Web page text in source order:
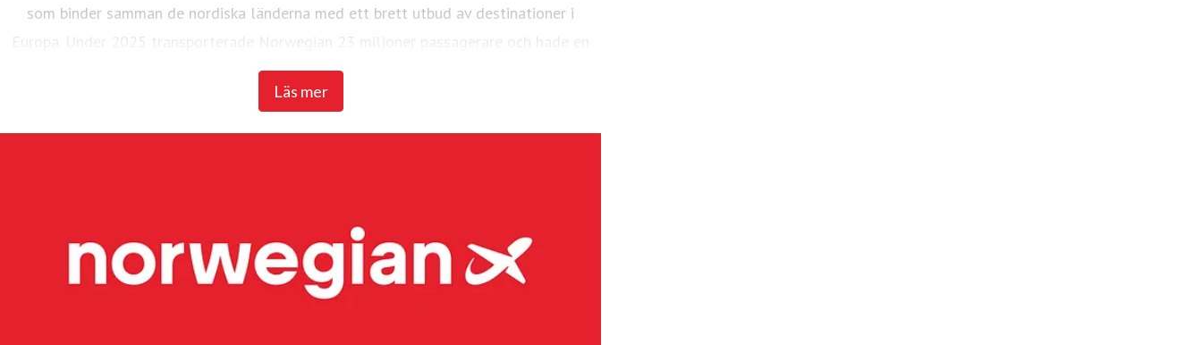
Läs mer
som binder samman de nordiska länderna med ett brett utbud av destinationer i
Europa. Under 2025 transporterade Norwegian 23 miljoner passagerare och hade en
flotta på 95 Boeing 737-800 och 737 MAX 8-plan.
miljoner passagerare och en flotta på 51 flygplan, varav 48 är Bombardier Dash 8-plan
och tre Embraer E190-E2-plan. Widerøe Ground Handling levererar marktjänster på 41
flygplatser i Norge.